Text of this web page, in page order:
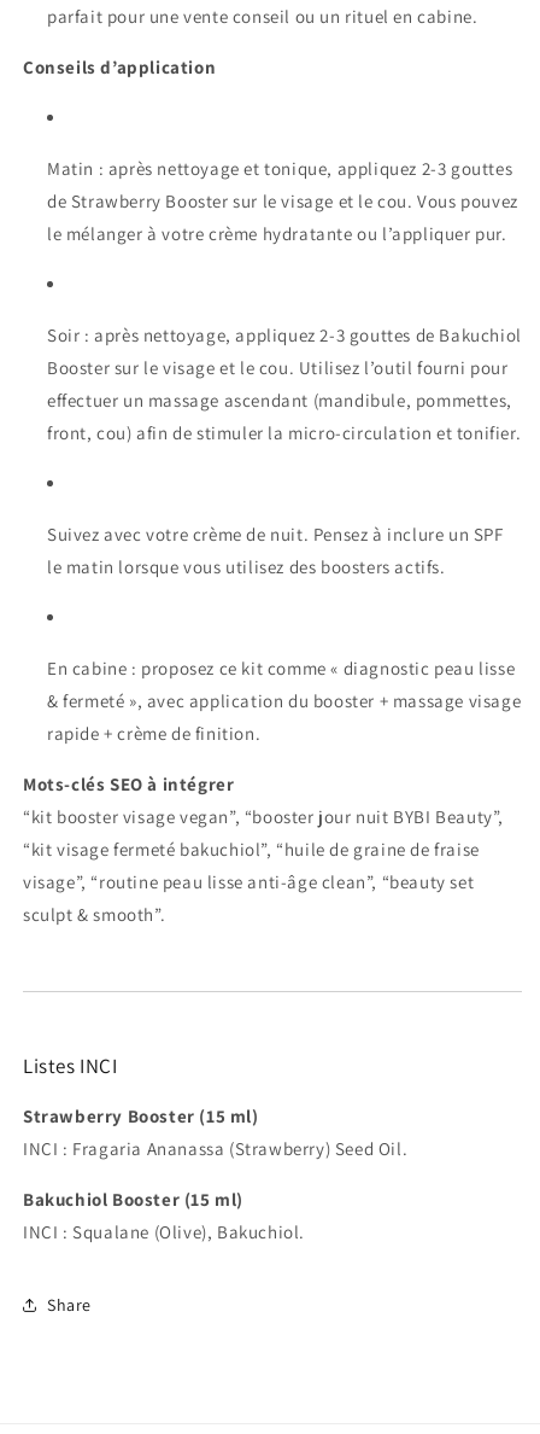
parfait pour une vente conseil ou un rituel en cabine.
Conseils d’application
Matin : après nettoyage et tonique, appliquez 2-3 gouttes
de Strawberry Booster sur le visage et le cou. Vous pouvez
le mélanger à votre crème hydratante ou l’appliquer pur.
Soir : après nettoyage, appliquez 2-3 gouttes de Bakuchiol
Booster sur le visage et le cou. Utilisez l’outil fourni pour
effectuer un massage ascendant (mandibule, pommettes,
front, cou) afin de stimuler la micro-circulation et tonifier.
Suivez avec votre crème de nuit. Pensez à inclure un SPF
le matin lorsque vous utilisez des boosters actifs.
En cabine : proposez ce kit comme « diagnostic peau lisse
& fermeté », avec application du booster + massage visage
rapide + crème de finition.
Mots-clés SEO à intégrer
“kit booster visage vegan”, “booster jour nuit BYBI Beauty”,
“kit visage fermeté bakuchiol”, “huile de graine de fraise
visage”, “routine peau lisse anti-âge clean”, “beauty set
sculpt & smooth”.
Listes INCI
Strawberry Booster (15 ml)
INCI : Fragaria Ananassa (Strawberry) Seed Oil.
Bakuchiol Booster (15 ml)
INCI : Squalane (Olive), Bakuchiol.
Share